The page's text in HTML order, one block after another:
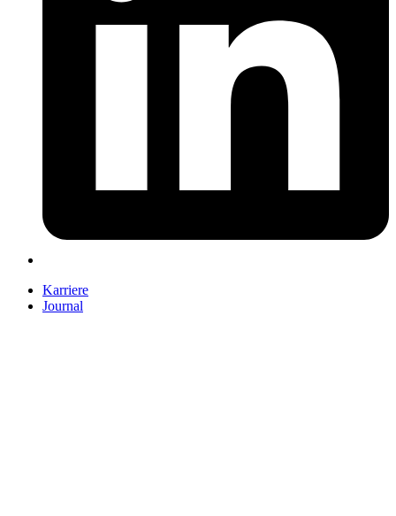
Karriere
Journal